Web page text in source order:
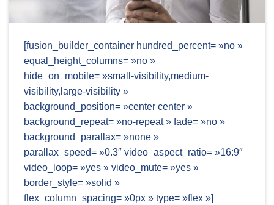
[fusion_builder_container hundred_percent= »no »
equal_height_columns= »no »
hide_on_mobile= »small-visibility,medium-
visibility,large-visibility »
background_position= »center center »
background_repeat= »no-repeat » fade= »no »
background_parallax= »none »
parallax_speed= »0.3″ video_aspect_ratio= »16:9″
video_loop= »yes » video_mute= »yes »
border_style= »solid »
flex_column_spacing= »0px » type= »flex »]